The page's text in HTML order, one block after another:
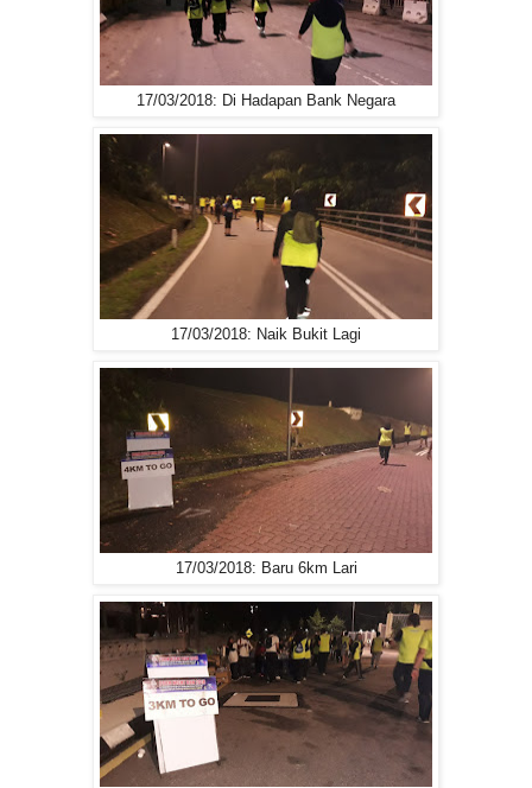
17/03/2018: Di Hadapan Bank Negara
17/03/2018: Naik Bukit Lagi
17/03/2018: Baru 6km Lari